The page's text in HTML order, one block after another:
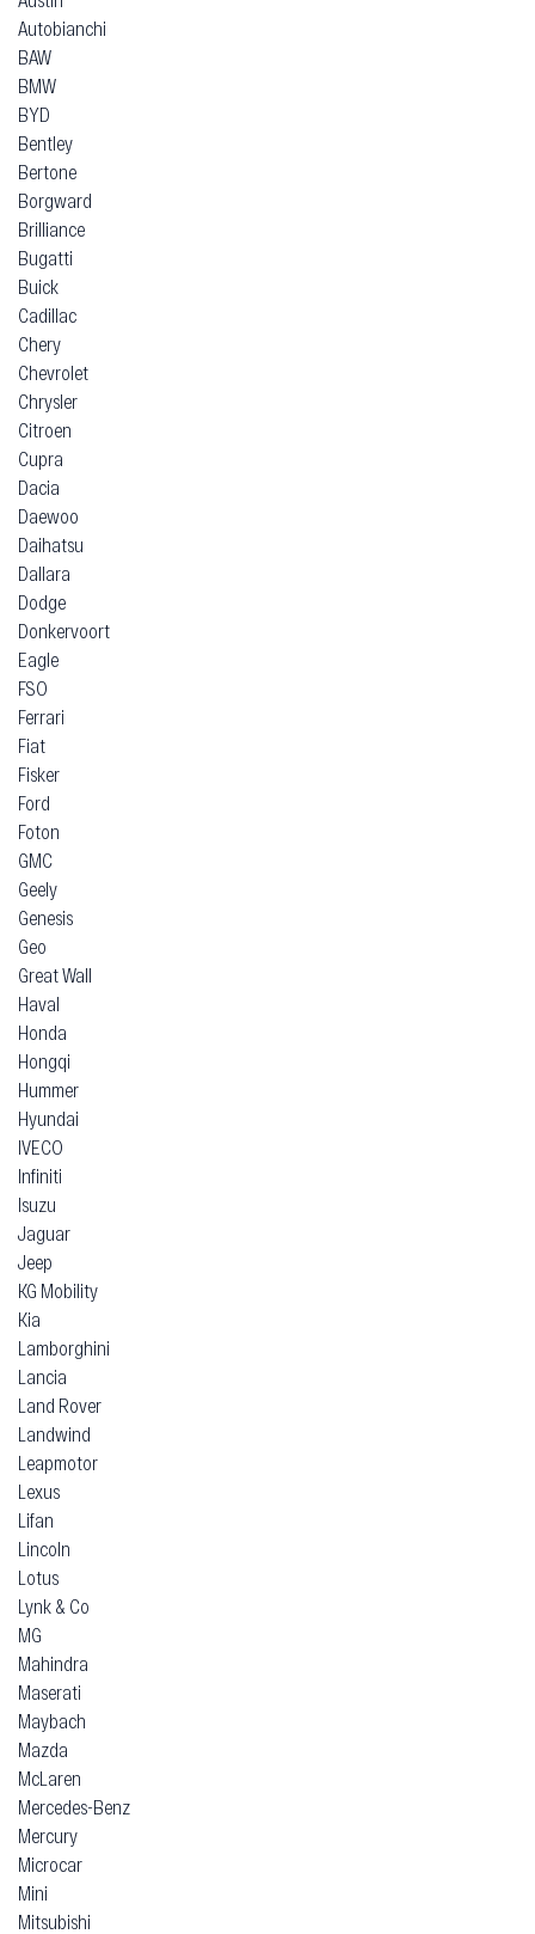
Autobianchi
BAW
BMW
BYD
Bentley
Bertone
Borgward
Brilliance
Bugatti
Buick
Cadillac
Chery
Chevrolet
Chrysler
Citroen
Cupra
Dacia
Daewoo
Daihatsu
Dallara
Dodge
Donkervoort
Eagle
FSO
Ferrari
Fiat
Fisker
Ford
Foton
GMC
Geely
Genesis
Geo
Great Wall
Haval
Honda
Hongqi
Hummer
Hyundai
IVECO
Infiniti
Isuzu
Jaguar
Jeep
KG Mobility
Kia
Lamborghini
Lancia
Land Rover
Landwind
Leapmotor
Lexus
Lifan
Lincoln
Lotus
Lynk & Co
MG
Mahindra
Maserati
Maybach
Mazda
McLaren
Mercedes-Benz
Mercury
Microcar
Mini
Mitsubishi